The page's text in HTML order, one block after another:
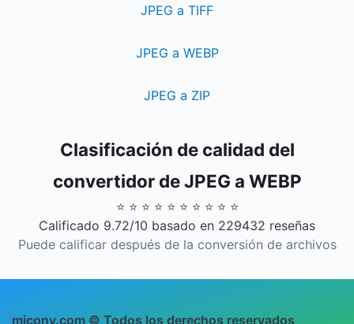
JPEG a TIFF
JPEG a WEBP
JPEG a ZIP
Clasificación de calidad del
convertidor de JPEG a WEBP
⭐ ⭐ ⭐ ⭐ ⭐ ⭐ ⭐ ⭐ ⭐ ⭐
Calificado 9.72/10 basado en 229432 reseñas
Puede calificar después de la conversión de archivos
miconv.com © Todos los derechos reservados